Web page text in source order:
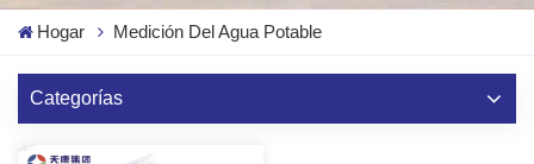
Hogar Medición Del Agua Potable
Categorías